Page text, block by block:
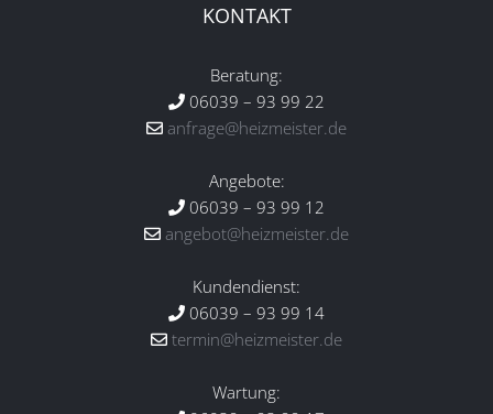
KONTAKT
Beratung:
06039 – 93 99 22
anfrage@heizmeister.de
Angebote:
06039 – 93 99 12
angebot@heizmeister.de
Kundendienst:
06039 – 93 99 14
termin@heizmeister.de
Wartung: